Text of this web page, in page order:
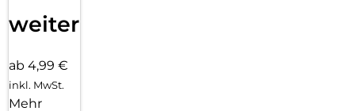
weiter
ab 4,99 €
inkl. MwSt.
Mehr